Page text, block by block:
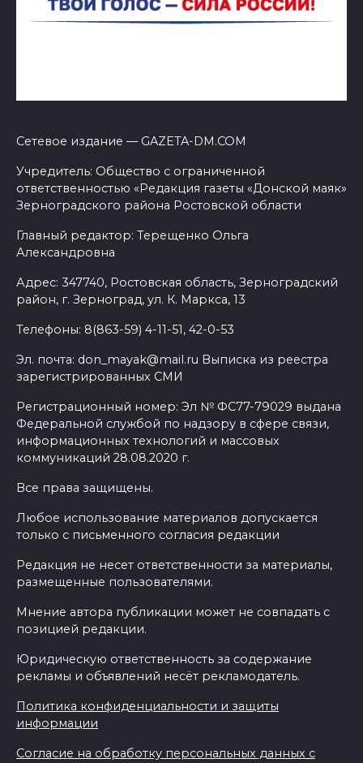
Сетевое издание — GAZETA-DM.COM
Учредитель: Общество с ограниченной
ответственностью «Редакция газеты «Донской маяк»
Зерноградского района Ростовской области
Главный редактор: Терещенко Ольга
Александровна
Адрес: 347740, Ростовская область, Зерноградский
район, г. Зерноград, ул. К. Маркса, 13
Телефоны: 8(863-59) 4-11-51, 42-0-53
Эл. почта: don_mayak@mail.ru Выписка из реестра
зарегистрированных СМИ
Регистрационный номер: Эл № ФС77-79029 выдана
Федеральной службой по надзору в сфере связи,
информационных технологий и массовых
коммуникаций 28.08.2020 г.
Все права защищены.
Любое использование материалов допускается
только с письменного согласия редакции
Редакция не несет ответственности за материалы,
размещенные пользователями.
Мнение автора публикации может не совпадать с
позицией редакции.
Юридическую ответственность за содержание
рекламы и объявлений несёт рекламодатель.
Политика конфиденциальности и защиты
информации
Согласие на обработку персональных данных с